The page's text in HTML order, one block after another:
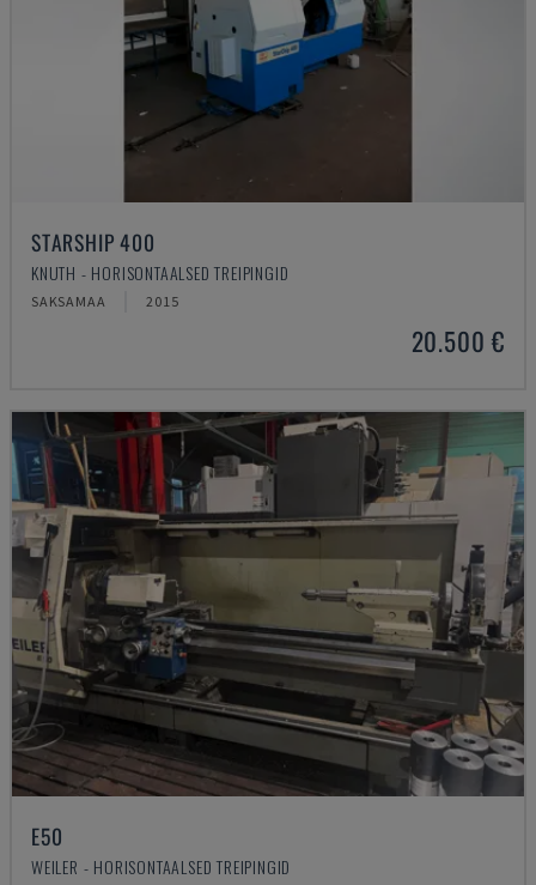
STARSHIP 400
KNUTH - HORISONTAALSED TREIPINGID
SAKSAMAA 2015
20.500 €
E50
WEILER - HORISONTAALSED TREIPINGID